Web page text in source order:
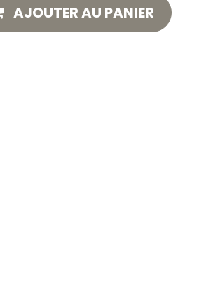
AJOUTER AU PANIER